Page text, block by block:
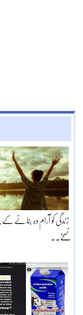
زندگی کو آرام دہ بنا نے کے
نسخے۔۔